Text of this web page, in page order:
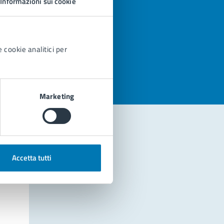
cookie analitici per
Marketing
Accetta tutti